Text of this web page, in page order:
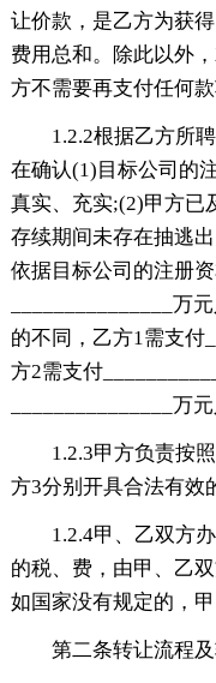
让价款，是乙方为获
费用总和。除此以外
方不需要再支付任何款
1.2.2根据乙方所
在确认(1)目标公司的
真实、充实;(2)甲方已
存续期间未存在抽逃
依据目标公司的注册
_______________万
的不同，乙方1需支付
方2需支付
_______________万元
1.2.3甲方负责按
方3分别开具合法有效
1.2.4甲、乙双方
的税、费，由甲、乙
如国家没有规定的，
第二条转让流程